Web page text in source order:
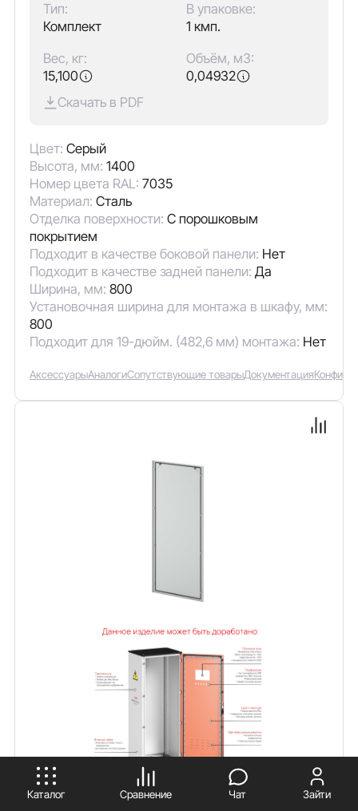
Тип:
Комплект
В упаковке:
1 кмп.
Вес, кг:
15,100
Объём, м3:
0,04932
Скачать в PDF
Цвет: Серый
Высота, мм: 1400
Номер цвета RAL: 7035
Материал: Сталь
Отделка поверхности: С порошковым
покрытием
Подходит в качестве боковой панели: Нет
Подходит в качестве задней панели: Да
Ширина, мм: 800
Установочная ширина для монтажа в шкафу, мм:
800
Подходит для 19-дюйм. (482,6 мм) монтажа: Нет
АксессуарыАналогиСопутствующие товарыДокументация
Каталог Сравнение Чат Зайти
ПРИНИМАЮ